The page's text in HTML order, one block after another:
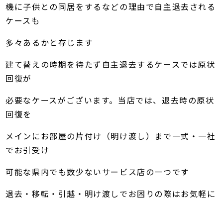
機に子供との同居をするなどの理由で自主退去される
ケースも
多々あるかと存じます
建て替えの時期を待たず自主退去するケースでは原状
回復が
必要なケースがございます。当店では、退去時の原状
回復を
メインにお部屋の片付け（明け渡し）まで一式・一社
でお引受け
可能な県内でも数少ないサービス店の一つです
退去・移転・引越・明け渡しでお困りの際はお気軽に